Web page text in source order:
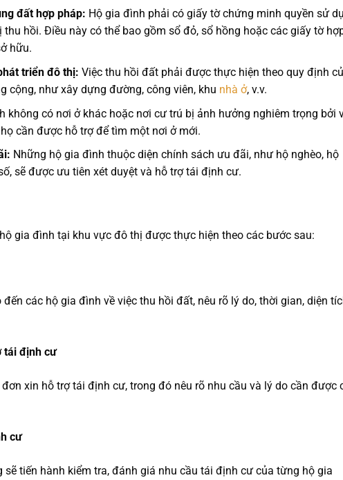
đất hợp pháp: Hộ gia đình phải có giấy tờ chứng minh quyền sử
hồi. Điều này có thể bao gồm sổ đỏ, sổ hồng hoặc các giấy tờ
hữu.
triển đô thị: Việc thu hồi đất phải được thực hiện theo quy định
cộng, như xây dựng đường, công viên, khu nhà ở, v.v.
không có nơi ở khác hoặc nơi cư trú bị ảnh hưởng nghiêm trọng bởi
cần được hỗ trợ để tìm một nơi ở mới.
Những hộ gia đình thuộc diện chính sách ưu đãi, như hộ nghèo, hộ
sẽ được ưu tiên xét duyệt và hỗ trợ tái định cư.
gia đình tại khu vực đô thị được thực hiện theo các bước sau:
các hộ gia đình về việc thu hồi đất, nêu rõ lý do, thời gian, diện
tái định cư
xin hỗ trợ tái định cư, trong đó nêu rõ nhu cầu và lý do cần được
cư
sẽ tiến hành kiểm tra, đánh giá nhu cầu tái định cư của từng hộ gia